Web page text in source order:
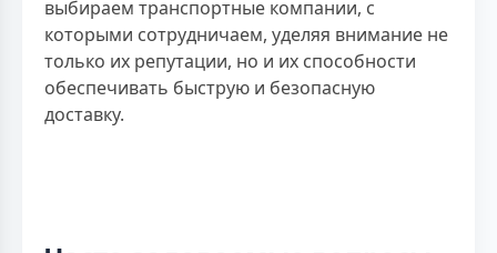
выбираем транспортные компании, с
которыми сотрудничаем, уделяя внимание не
только их репутации, но и их способности
обеспечивать быструю и безопасную
доставку.